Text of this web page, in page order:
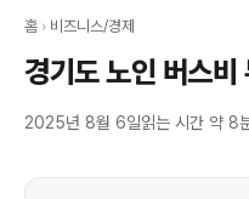
홈 › 비즈니스/경제
경기도 노인 버스비
2025년 8월 6일읽는 시간 약 8